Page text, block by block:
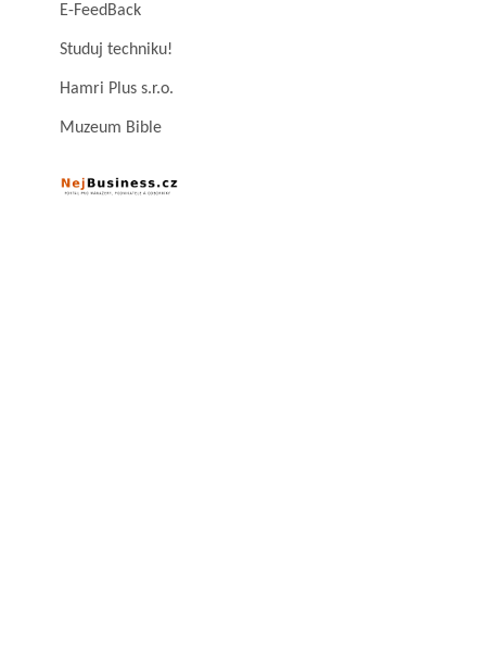
E-FeedBack
Studuj techniku!
Hamri Plus s.r.o.
Muzeum Bible